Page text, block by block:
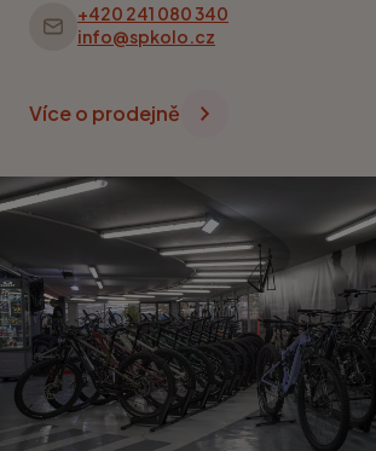
+420 241 080 340
info@spkolo.cz
Více o prodejně